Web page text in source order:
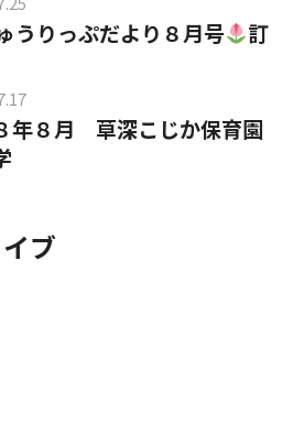
じか第二保育園
かKIDSクラブ
ホーム
うりっぷだより８月号
訂
年８月 草深こじか保育園
ブ